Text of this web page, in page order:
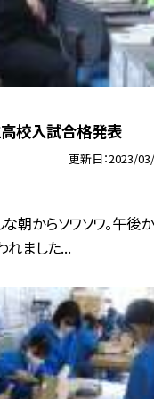
校入試合格発表
更新日 2023/
朝からソワソワ。午後
ました...